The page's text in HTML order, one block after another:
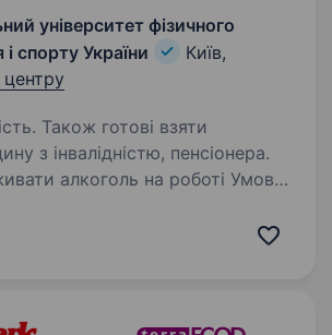
університет фізичного
спорту України
Київ,
Також готові взяти
з інвалідністю, пенсіонера.
алкоголь на роботі Умови
роботи в гуртожитках. Тел.